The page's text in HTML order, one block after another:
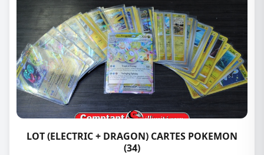
LOT (ELECTRIC + DRAGON) CARTES POKEMON
(34)